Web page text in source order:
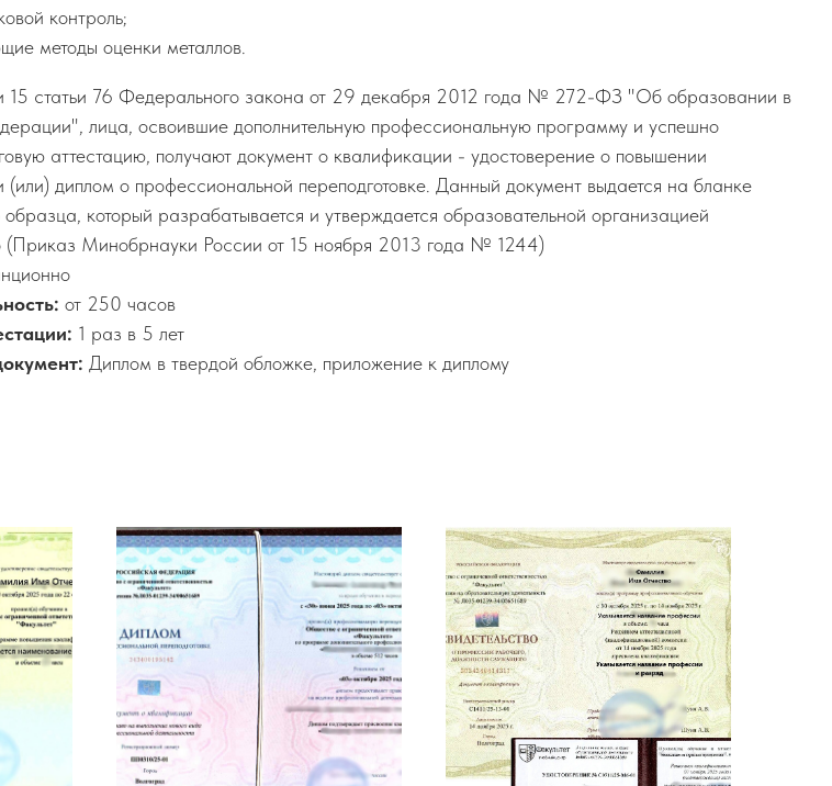
контроль;
методы оценки металлов.
15 статьи 76 Федерального закона от 29 декабря 2012 года № 272-ФЗ "Об образовании в
лица, освоившие дополнительную профессиональную программу и успешно
аттестацию, получают документ о квалификации - удостоверение о повышении
(или) диплом о профессиональной переподготовке. Данный документ выдается на бланке
образца, который разрабатывается и утверждается образовательной организацией
(Приказ Минобрнауки России от 15 ноября 2013 года № 1244)
от 250 часов
1 раз в 5 лет
Диплом в твердой обложке, приложение к диплому